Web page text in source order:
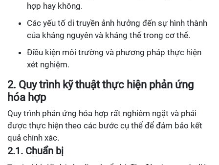
hợp hay không.
Các yếu tố di truyền ảnh hưởng đến sự hình thành
của kháng nguyên và kháng thể trong cơ thể.
Điều kiện môi trường và phương pháp thực hiện
xét nghiệm.
2. Quy trình kỹ thuật thực hiện phản ứng
hóa hợp
Quy trình phản ứng hóa hợp rất nghiêm ngặt và phải
được thực hiện theo các bước cụ thể để đảm bảo kết
quả chính xác.
2.1. Chuẩn bị